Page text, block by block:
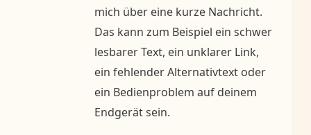
mich über eine kurze Nachricht.
Das kann zum Beispiel ein schwer
lesbarer Text, ein unklarer Link,
ein fehlender Alternativtext oder
ein Bedienproblem auf deinem
Endgerät sein.